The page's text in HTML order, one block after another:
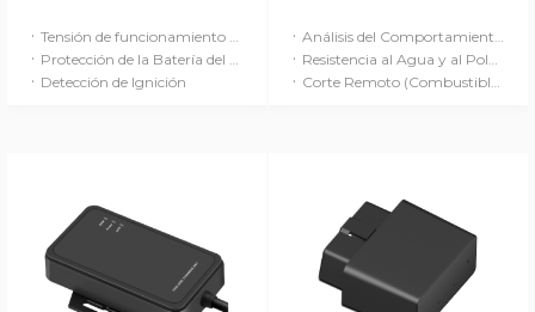
· Tensión de funcionamiento de 9-90 V
· Protección de la Batería del Vehículo
· Detección de Ignición
· Análisis del Comportamiento de Conducción (Básico)
· Resistencia al Agua y al Polvo IP65
· Corte Remoto (Combustible / Alimentación)